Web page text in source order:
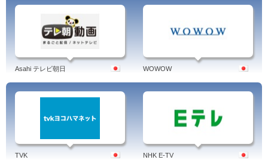
Asahi テレビ朝日 WOWOW
TVK NHK E-TV